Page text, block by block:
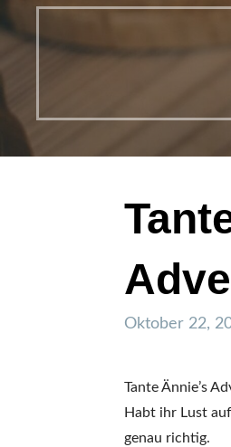
Oktober 22,
Tante Ännie’s
Habt ihr Lust
genau richtig.